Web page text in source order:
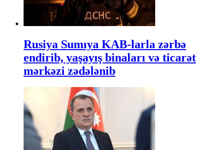
Rusiya Sumıya KAB-larla zərbə
endirib, yaşayış binaları və ticarət
mərkəzi zədələnib